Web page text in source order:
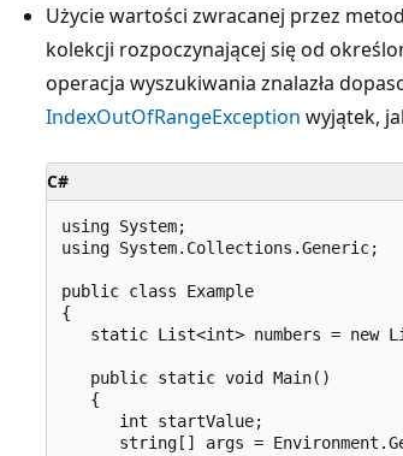
Użycie wartości zwracanej przez
kolekcji rozpoczynającej się od
operacja wyszukiwania znalazła
IndexOutOfRangeException wyjątek,
C#
using System;
using System.Collections.Generic;
public class Example
{
static List<int> numbers = new
   public static void Main()
   {
      int startValue;
string[] args =